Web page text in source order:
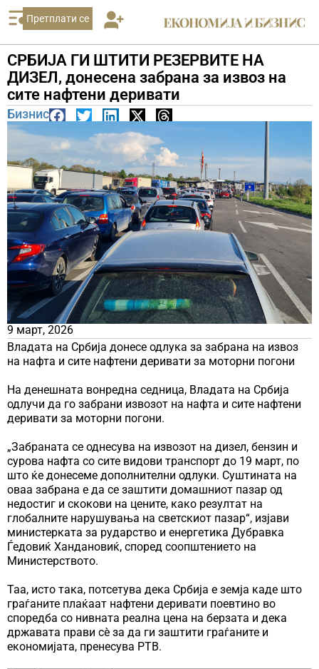
Претплати се
СРБИЈА ГИ ШТИТИ РЕЗЕРВИТЕ НА
ДИЗЕЛ, донесена забрана за извоз на
сите нафтени деривати
Бизнис
9 март, 2026
Владата на Србија донесе одлука за забрана на извоз
на нафта и сите нафтени деривати за моторни погони
На денешната вонредна седница, Владата на Србија
одлучи да го забрани извозот на нафта и сите нафтени
деривати за моторни погони.
„Забраната се однесува на извозот на дизел, бензин и
сурова нафта со сите видови транспорт до 19 март, по
што ќе донесеме дополнителни одлуки. Суштината на
оваа забрана е да се заштити домашниот пазар од
недостиг и скокови на цените, како резултат на
глобалните нарушувања на светскиот пазар“, изјави
министерката за рударство и енергетика Дубравка
Ѓедовиќ Хандановиќ, според соопштението на
Министерството.
Таа, исто така, потсетува дека Србија е земја каде што
граѓаните плаќаат нафтени деривати поевтино во
споредба со нивната реална цена на берзата и дека
државата прави сè за да ги заштити граѓаните и
економијата, пренесува РТВ.